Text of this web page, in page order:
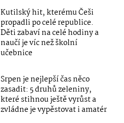
Kutilský hit, kterému Češi
propadli po celé republice.
Děti zabaví na celé hodiny a
naučí je víc než školní
učebnice
Srpen je nejlepší čas něco
zasadit: 5 druhů zeleniny,
které stihnou ještě vyrůst a
zvládne je vypěstovat i amatér